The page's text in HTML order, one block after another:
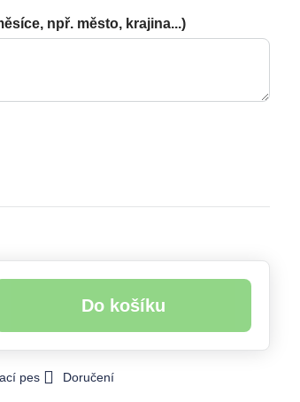
npř. město, krajina...)
Do košíku
pes Doručení